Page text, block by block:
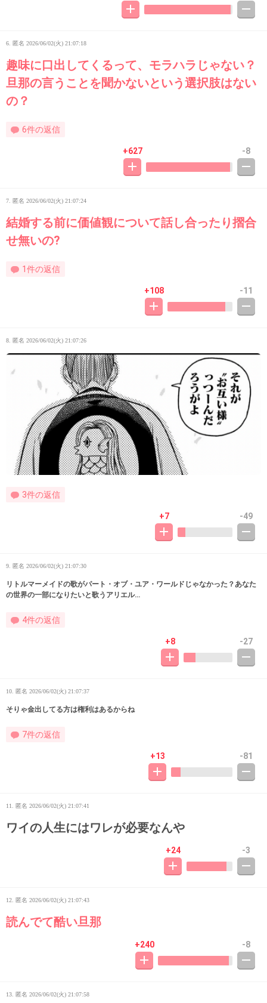
6. 匿名 2026/06/02(火) 21:07:18
趣味に口出してくるって、モラハラじゃない？
旦那の言うことを聞かないという選択肢はない
の？
6件の返信
+627 -8
7. 匿名 2026/06/02(火) 21:07:24
結婚する前に価値観について話し合ったり摺合
せ無いの?
1件の返信
+108 -11
8. 匿名 2026/06/02(火) 21:07:26
3件の返信
+7 -49
9. 匿名 2026/06/02(火) 21:07:30
リトルマーメイドの歌がパート・オブ・ユア・ワールドじゃなかった？あなた
の世界の一部になりたいと歌うアリエル…
4件の返信
+8 -27
10. 匿名 2026/06/02(火) 21:07:37
そりゃ金出してる方は権利はあるからね
7件の返信
+13 -81
11. 匿名 2026/06/02(火) 21:07:41
ワイの人生にはワレが必要なんや
+24 -3
12. 匿名 2026/06/02(火) 21:07:43
読んでて酷い旦那
+240 -8
13. 匿名 2026/06/02(火) 21:07:58